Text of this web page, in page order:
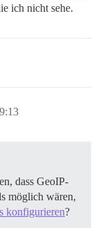
ich nicht sehe.
dass GeoIP-
möglich wären,
konfigurieren?